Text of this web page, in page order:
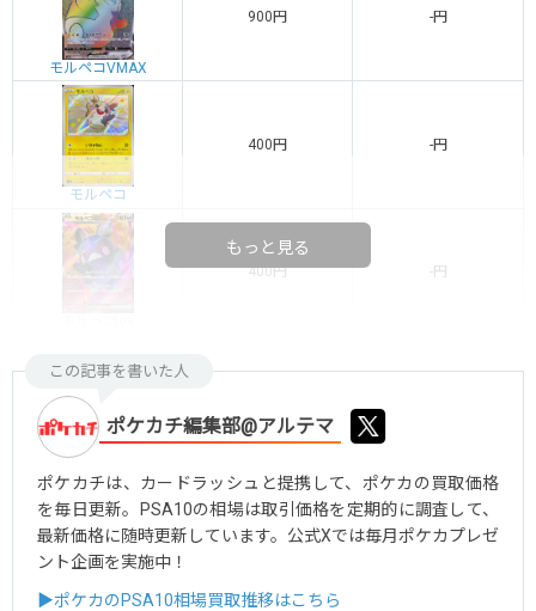
モルペコVMAX
900円 -円
モルペコ
400円 -円
400円 -円
もっと見る
この記事を書いた人
ポケカチ編集部@アルテマ
ポケカチは、カードラッシュと提携して、ポケカの買取価格
を毎日更新。PSA10の相場は取引価格を定期的に調査して、
最新価格に随時更新しています。公式Xでは毎月ポケカプレゼ
ント企画を実施中！
▶ポケカのPSA10相場買取推移はこちら